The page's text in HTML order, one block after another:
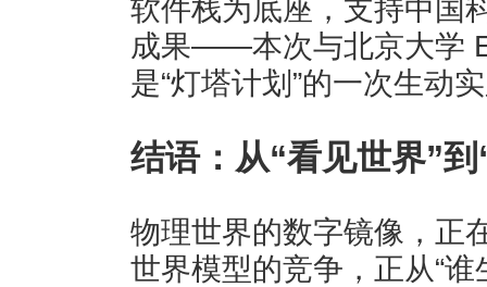
软件栈为底座，支持中国
成果——本次与北京大学
是“灯塔计划”的一次生动
结语：从“看见世界”
物理世界的数字镜像，正
世界模型的竞争，正从“谁